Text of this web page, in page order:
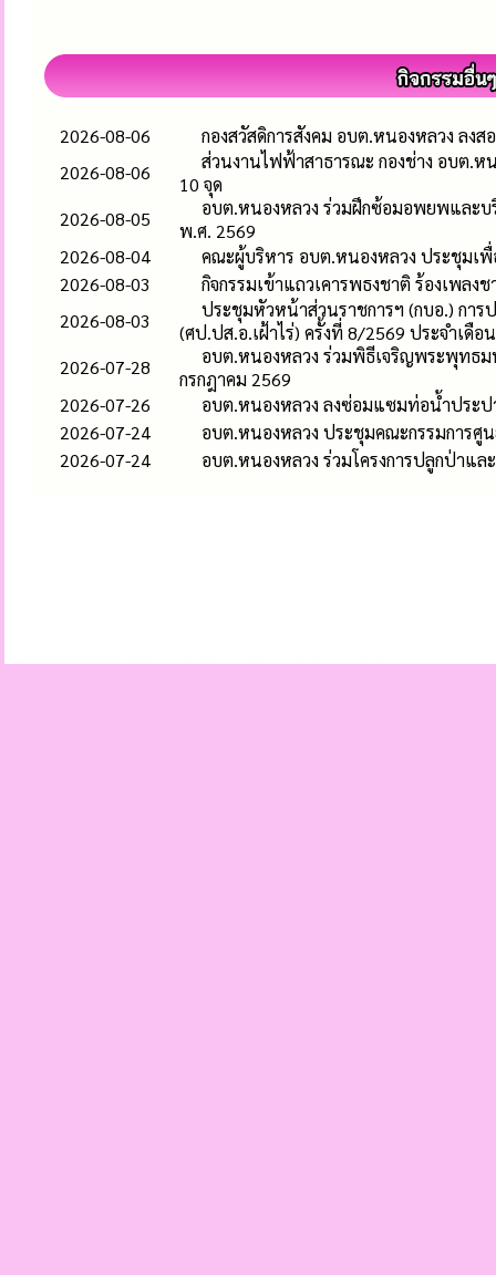
2026-08-06
กองสวัสดิการสังคม อบต.หนองหลวง ล
2026-08-06
ส่วนงานไฟฟ้าสาธารณะ กองช่าง อบต.
10 จุด
2026-08-05
อบต.หนองหลวง ร่วมฝึกซ้อมอพยพและบ
พ.ศ. 2569
2026-08-04
คณะผู้บริหาร อบต.หนองหลวง ประชุมเพื่
2026-08-03
กิจกรรมเข้าแถวเคารพธงชาติ ร้องเพล
2026-08-03
ประชุมหัวหน้าส่วนราชการฯ (กบอ.) การ
(ศป.ปส.อ.เฝ้าไร่) ครั้งที่ 8/2569 ประจำเดือ
2026-07-28
อบต.หนองหลวง ร่วมพิธีเจริญพระพุทธ
กรกฎาคม 2569
2026-07-26
อบต.หนองหลวง ลงซ่อมแซมท่อน้ำประ
2026-07-24
อบต.หนองหลวง ประชุมคณะกรรมการศู
2026-07-24
อบต.หนองหลวง ร่วมโครงการปลูกป่าแ